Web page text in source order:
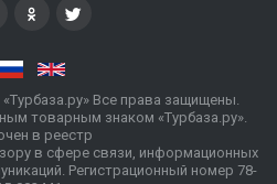
Все права защищены.
товарным знаком «Турбаза.ру».
в реестр
в сфере связи, информационных
Регистрационный номер 78-